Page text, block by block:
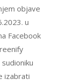
objave
u
Facebook
izabrati